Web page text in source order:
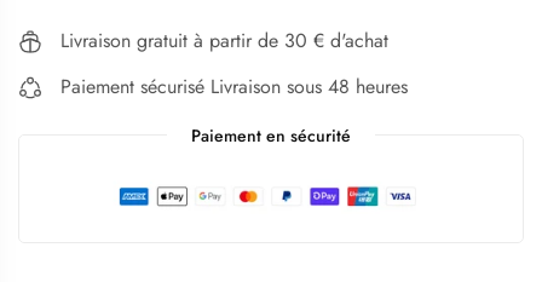
Livraison gratuit à partir de 30 € d'achat
Paiement sécurisé Livraison sous 48 heures
Paiement en sécurité